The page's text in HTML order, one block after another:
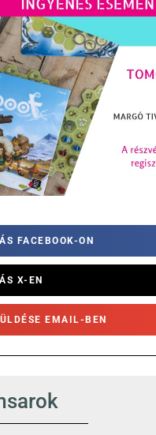
FACEBOOK-ON
X-EN
EMAIL-BEN